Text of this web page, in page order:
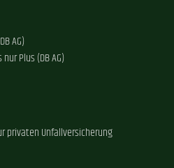
AG)
Plus (DB AG)
privaten Unfallversicherung